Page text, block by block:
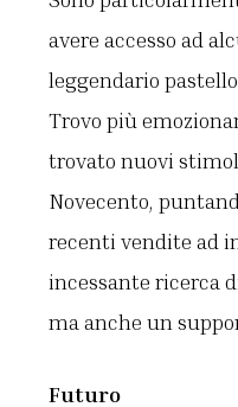
avere accesso ad
leggendario
Trovo più
trovato nuovi
Novecento,
recenti vendite ad
incessante ricerca
ma anche un
Futuro